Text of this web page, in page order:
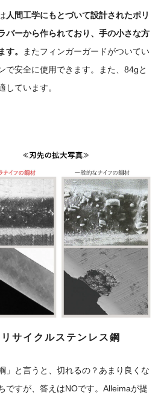
人間工学にもとづいて設計されたポリ
バーから作られており、手の小さな方
す。
またフィンガーガードがついてい
で安全に使用できます。また、84gと
しています。
サイクルステンレス鋼
」と言うと、切れるの？あまり良くな
ですが、答えはNOです。Alleimaが提